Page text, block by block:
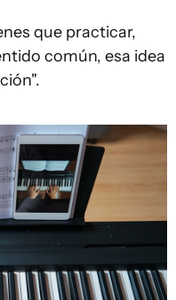
que practicar,
común, esa idea